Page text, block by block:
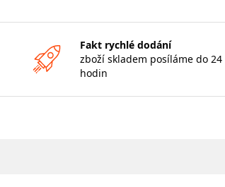
Fakt rychlé dodání
zboží skladem posíláme do 24
hodin